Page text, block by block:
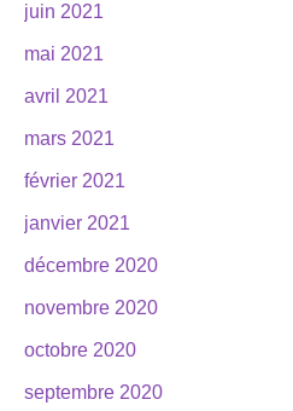
juin 2021
mai 2021
avril 2021
mars 2021
février 2021
janvier 2021
décembre 2020
novembre 2020
octobre 2020
septembre 2020